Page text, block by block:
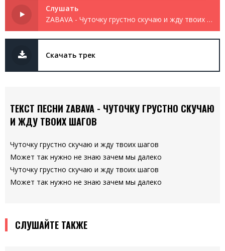
Слушать
ZABAVA - Чуточку грустно скучаю и жду твоих шагов
Скачать трек
ТЕКСТ ПЕСНИ ZABAVA - ЧУТОЧКУ ГРУСТНО СКУЧАЮ
И ЖДУ ТВОИХ ШАГОВ
Чуточку грустно скучаю и жду твоих шагов
Может так нужно не знаю зачем мы далеко
Чуточку грустно скучаю и жду твоих шагов
Может так нужно не знаю зачем мы далеко
СЛУШАЙТЕ ТАКЖЕ